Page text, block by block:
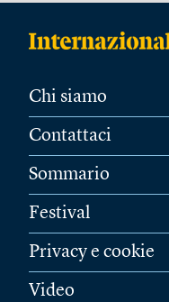
Chi siamo
Contattaci
Sommario
Festival
Privacy e cookie
Video